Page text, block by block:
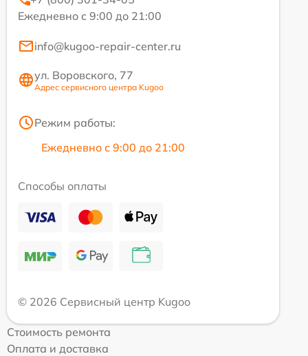
Ежедневно с 9:00 до 21:00
info@kugoo-repair-center.ru
ул. Воровского, 77
Адрес сервисного центра Kugoo
Режим работы:
Ежедневно с 9:00 до 21:00
Способы оплаты
© 2026 Сервисный центр Kugoo
Стоимость ремонта
Оплата и доставка